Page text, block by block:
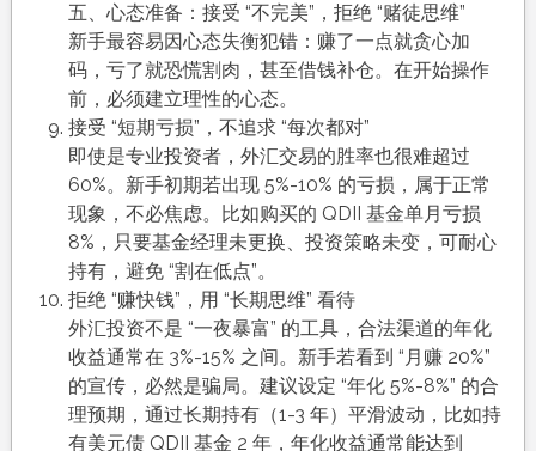
五、心态准备：接受 “不完美”，拒绝 “赌徒思维”​
新手最容易因心态失衡犯错：赚了一点就贪心加
码，亏了就恐慌割肉，甚至借钱补仓。在开始操作
前，必须建立理性的心态。​
接受 “短期亏损”，不追求 “每次都对”​
即使是专业投资者，外汇交易的胜率也很难超过
60%。新手初期若出现 5%-10% 的亏损，属于正常
现象，不必焦虑。比如购买的 QDII 基金单月亏损
8%，只要基金经理未更换、投资策略未变，可耐心
持有，避免 “割在低点”。​
拒绝 “赚快钱”，用 “长期思维” 看待​
外汇投资不是 “一夜暴富” 的工具，合法渠道的年化
收益通常在 3%-15% 之间。新手若看到 “月赚 20%”
的宣传，必然是骗局。建议设定 “年化 5%-8%” 的合
理预期，通过长期持有（1-3 年）平滑波动，比如持
有美元债 QDII 基金 2 年，年化收益通常能达到